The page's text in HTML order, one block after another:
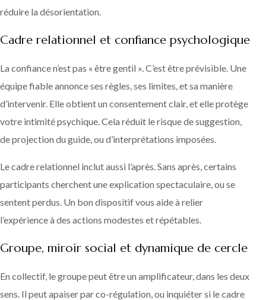
réduire la désorientation.
Cadre relationnel et confiance psychologique
La confiance n’est pas « être gentil ». C’est être prévisible. Une
équipe fiable annonce ses règles, ses limites, et sa manière
d’intervenir. Elle obtient un consentement clair, et elle protège
votre intimité psychique. Cela réduit le risque de suggestion,
de projection du guide, ou d’interprétations imposées.
Le cadre relationnel inclut aussi l’après. Sans après, certains
participants cherchent une explication spectaculaire, ou se
sentent perdus. Un bon dispositif vous aide à relier
l’expérience à des actions modestes et répétables.
Groupe, miroir social et dynamique de cercle
En collectif, le groupe peut être un amplificateur, dans les deux
sens. Il peut apaiser par co-régulation, ou inquiéter si le cadre